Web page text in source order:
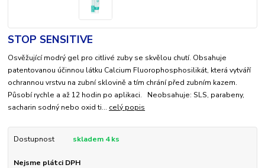
STOP SENSITIVE
Osvěžující modrý gel pro citlivé zuby se skvělou chutí. Obsahuje
patentovanou účinnou látku Calcium Fluorophosphosilikát, která vytváří
ochrannou vrstvu na zubní sklovině a tím chrání před zubním kazem.
Působí rychle a až 12 hodin po aplikaci. Neobsahuje: SLS, parabeny,
sacharin sodný nebo oxid ti... celý popis
Dostupnost skladem 4 ks
Nejsme plátci DPH